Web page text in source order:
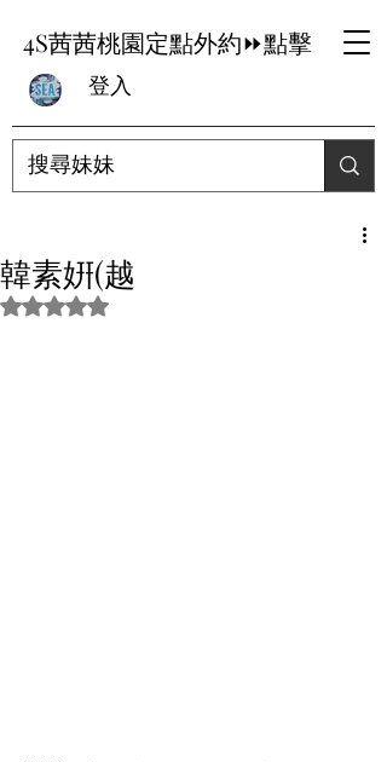
4S茜茜桃園定點外約⏩點擊
登入
韓素姸(越
評等為 NaN（最高為 5 顆星）。